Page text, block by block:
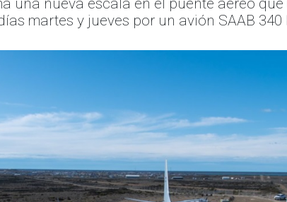
una nueva escala en el puente aéreo
martes y jueves por un avión SAAB 340